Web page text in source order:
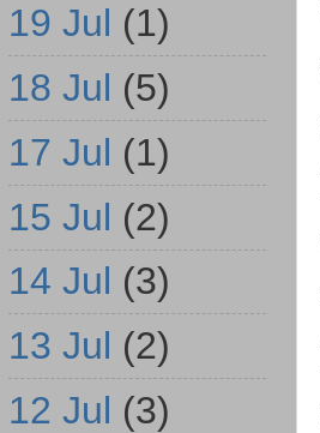
19 Jul (1)
18 Jul (5)
17 Jul (1)
15 Jul (2)
14 Jul (3)
13 Jul (2)
12 Jul (3)